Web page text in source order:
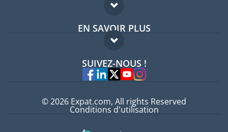
Forum expatriés
Guides pays
EN SAVOIR PLUS
FAQ
Experts
SUIVEZ-NOUS !
© 2026 Expat.com, All rights Reserved
Conditions d'utilisation